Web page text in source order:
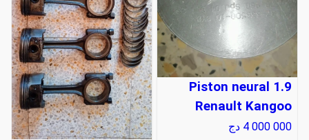
Piston neural 1.9
Renault Kangoo
4 000 000 دج